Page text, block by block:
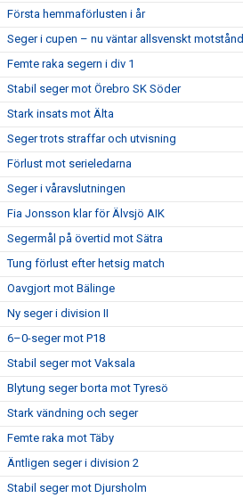
Första hemmaförlusten i år
Seger i cupen – nu väntar allsvenskt motstånd
Femte raka segern i div 1
Stabil seger mot Örebro SK Söder
Stark insats mot Älta
Seger trots straffar och utvisning
Förlust mot serieledarna
Seger i våravslutningen
Fia Jonsson klar för Älvsjö AIK
Segermål på övertid mot Sätra
Tung förlust efter hetsig match
Oavgjort mot Bälinge
Ny seger i division II
6–0-seger mot P18
Stabil seger mot Vaksala
Blytung seger borta mot Tyresö
Stark vändning och seger
Femte raka mot Täby
Äntligen seger i division 2
Stabil seger mot Djursholm